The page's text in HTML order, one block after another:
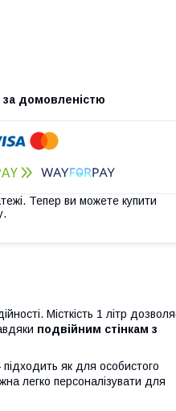
за домовленістю
Тепер ви можете купити
Місткість 1 літр
подвійним стінкам з
як для особистого
легко персоналізувати для